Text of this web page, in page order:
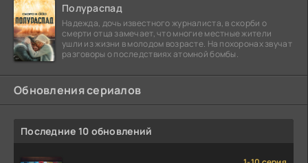
Полураспад
Надежда, дочь известного журналиста, в скорби о
смерти отца замечает, что многие местные жители
ушли из жизни в молодом возрасте. На похоронах звучат
разговоры о последствиях атомной бомбы.
Обновления сериалов
Последние 10 обновлений